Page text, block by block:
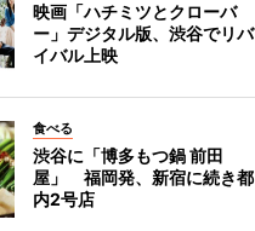
映画「ハチミツとクローバ
ー」デジタル版、渋谷でリバ
イバル上映
食べる
渋谷に「博多もつ鍋 前田
屋」 福岡発、新宿に続き都
内2号店